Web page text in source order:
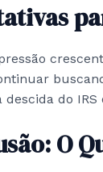
descida do
O